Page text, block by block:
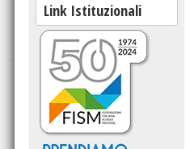
Link Istituzionali